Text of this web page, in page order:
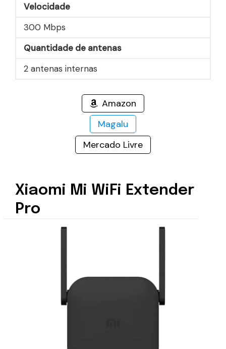
Velocidade
300 Mbps
Quantidade de antenas
2 antenas internas
Amazon
Magalu
Mercado Livre
Xiaomi Mi WiFi Extender
Pro